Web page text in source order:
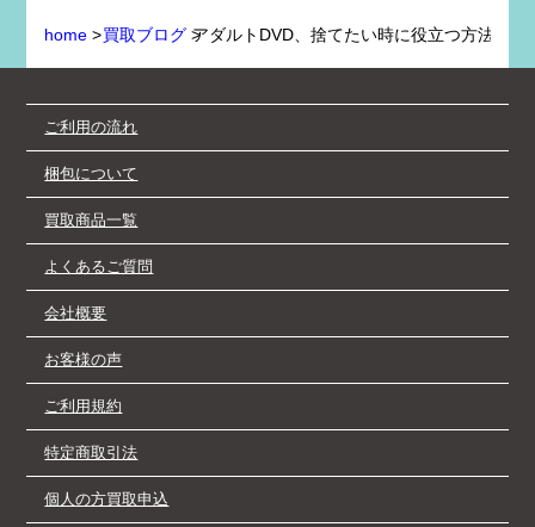
home >買取ブログ>アダルトDVD、捨てたい時に役立つ方法4選
ご利用の流れ
梱包について
買取商品一覧
よくあるご質問
会社概要
お客様の声
ご利用規約
特定商取引法
個人の方買取申込